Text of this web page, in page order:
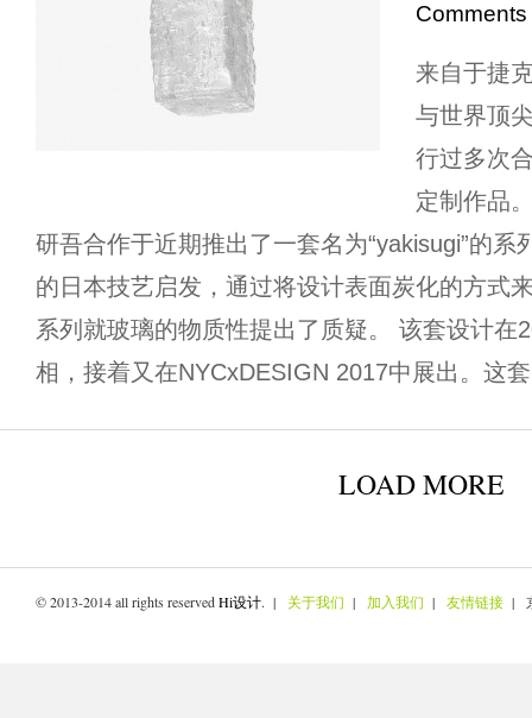
Comments
来自于捷
与世界顶
行过多次
定制作品
研吾合作于近期推出了一套名为“yakisugi”的系
的日本技艺启发，通过将设计表面炭化的方式
系列就玻璃的物质性提出了质疑。 该套设计在
相，接着又在NYCxDESIGN 2017中展出。这
LOAD MORE
© 2013-2014 all rights reservedHi设计. | 关于我们 | 加入我们 | 友情链接 |